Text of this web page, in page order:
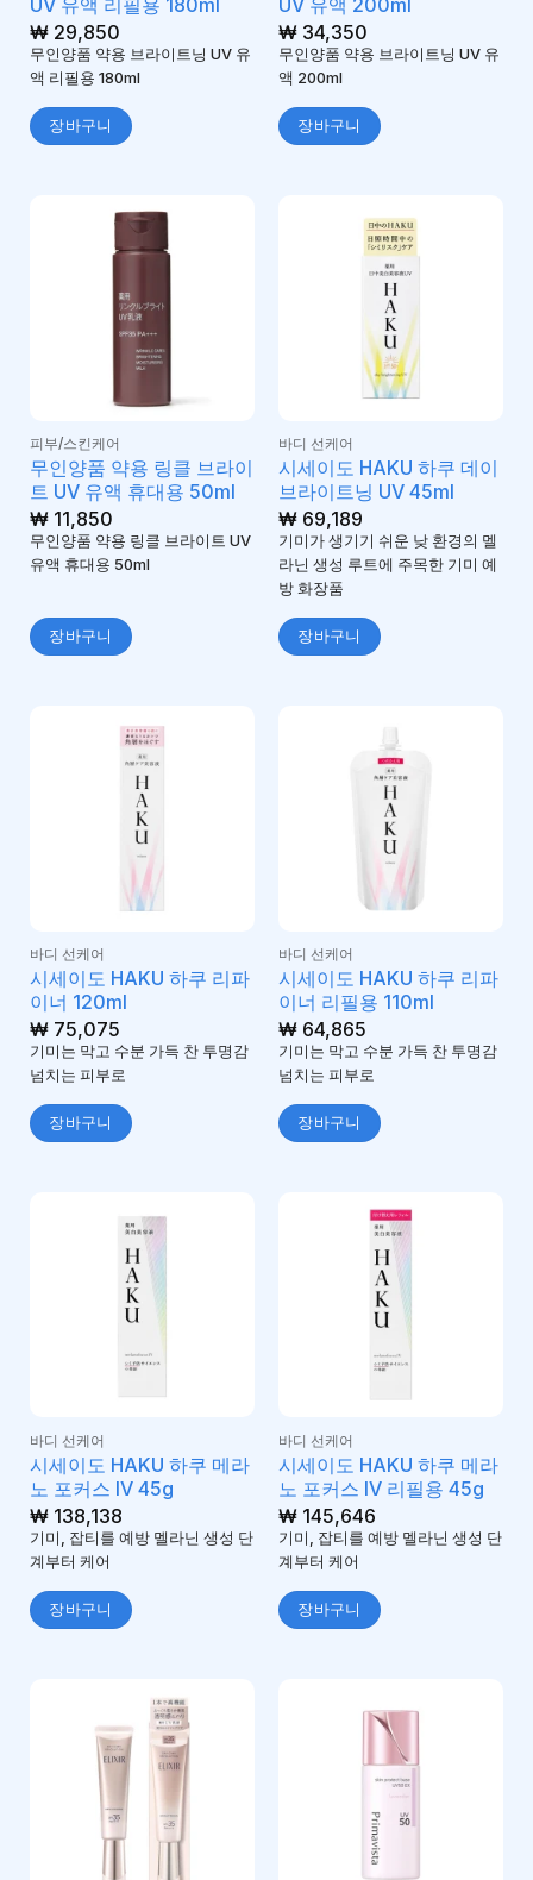
UV 유액 리필용 180ml
₩29,850
무인양품 약용 브라이트닝 UV 유
액 리필용 180ml
장바구니
UV 유액 200ml
₩34,350
무인양품 약용 브라이트닝 UV 유
액 200ml
장바구니
피부/스킨케어
무인양품 약용 링클 브라이
트 UV 유액 휴대용 50ml
₩11,850
무인양품 약용 링클 브라이트 UV
유액 휴대용 50ml
장바구니
바디 선케어
시세이도 HAKU 하쿠 데이
브라이트닝 UV 45ml
₩69,189
기미가 생기기 쉬운 낮 환경의 멜
라닌 생성 루트에 주목한 기미 예
방 화장품
장바구니
바디 선케어
시세이도 HAKU 하쿠 리파
이너 120ml
₩75,075
기미는 막고 수분 가득 찬 투명감
넘치는 피부로
장바구니
바디 선케어
시세이도 HAKU 하쿠 리파
이너 리필용 110ml
₩64,865
기미는 막고 수분 가득 찬 투명감
넘치는 피부로
장바구니
바디 선케어
시세이도 HAKU 하쿠 메라
노 포커스 IV 45g
₩138,138
기미, 잡티를 예방 멜라닌 생성 단
계부터 케어
장바구니
바디 선케어
시세이도 HAKU 하쿠 메라
노 포커스 IV 리필용 45g
₩145,646
기미, 잡티를 예방 멜라닌 생성 단
계부터 케어
장바구니